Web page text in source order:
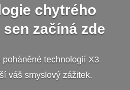
chytrého
začíná zde
poháněné technologií X3
váš smyslový zážitek.